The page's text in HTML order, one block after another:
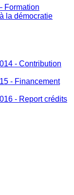
Formation
la démocratie
- Contribution
- Financement
- Report crédits